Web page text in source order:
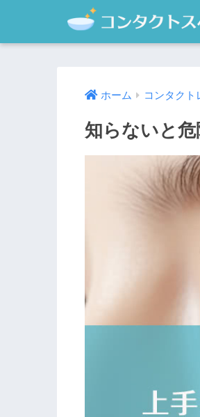
ホーム コンタクト
知らないと